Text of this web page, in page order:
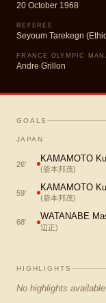
20 October 1968
REFEREE
Seyoum Tarekegn
FRANCE OLYMPIC
Andre Grillon
GOALS
JAPAN
26'
KAMAMOTO
(釜本邦茂)
59'
KAMAMOTO
(釜本邦茂)
68'
WATANABE
辺正)
HIGHLIGHTS
No highlights